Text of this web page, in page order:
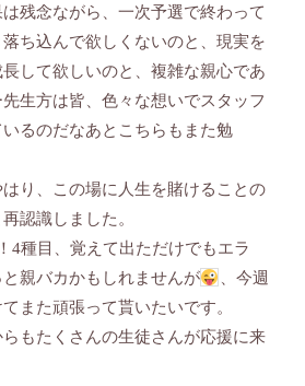
残念ながら、一次予選で終わって
ち込んで欲しくないのと、現実を
して欲しいのと、複雑な親心であ
生方は皆、色々な想いでスタッフ
るのだなあとこちらもまた勉
り、この場に人生を賭けることの
認識しました。
4種目、覚えて出ただけでもエラ
親バカかもしれませんが
、今週
また頑張って貰いたいです。
もたくさんの生徒さんが応援に来